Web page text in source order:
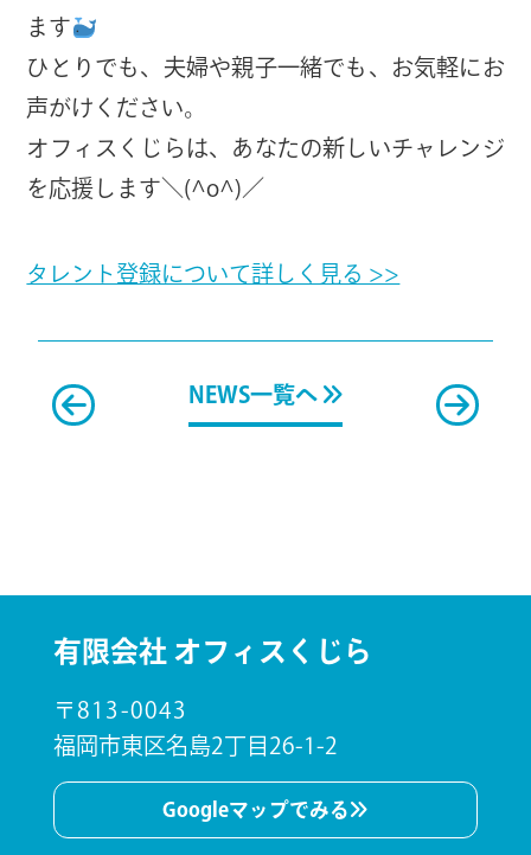
ます
ひとりでも、夫婦や親子一緒でも、お気軽にお
声がけください。
オフィスくじらは、あなたの新しいチャレンジ
を応援します＼(^o^)／
タレント登録について詳しく見る >>
NEWS一覧へ
有限会社 オフィスくじら
〒813-0043
福岡市東区名島2丁目26-1-2
Googleマップでみる